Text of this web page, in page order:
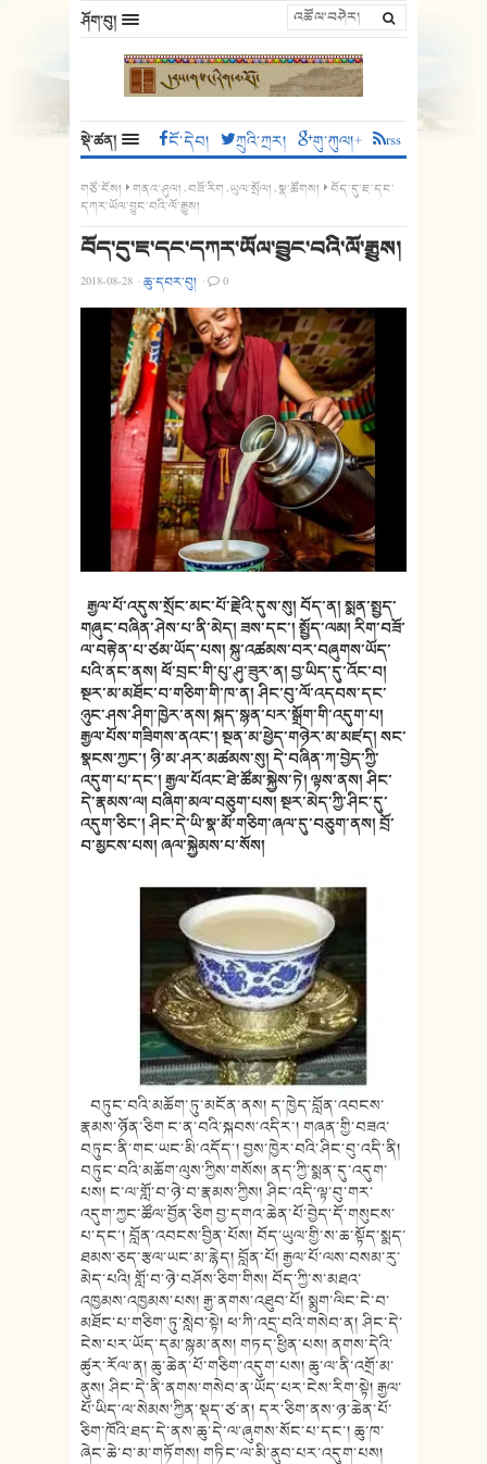
ཤོག་བུ།
སྡེ་ཚན། ངོ་དེབ། ཀྲུའི་ཀྲར། གུ་ཀུལ།+ rss
གཙོ་ངོས། གནའ་ཤུལ།,བཟོ་རིག,ཡུལ་སྲོལ།,སྣ་ཚོགས།
བོད་དུ་ཇ་དང་
དཀར་ཡོལ་བྱུང་བའི་ལོ་རྒྱུས།
བོད་དུ་ཇ་དང་དཀར་ཡོལ་བྱུང་བའི་ལོ་རྒྱུས།
2018-08-28 ·ཆུ་དབར་བུ། · 0
རྒྱལ་པོ་འདུས་སྲོང་མང་པོ་རྗེའི་དུས་སུ། བོད་ན། སྨན་སྤྱད་
གཞུང་བཞིན་ཤེས་པ་ནི་མེད། ཟས་དང་། སྤྱོད་ལམ། རིག་བཟོ་
ལ་བརྟེན་པ་ཙམ་ཡོད་པས། སྐུ་འཚམས་བར་བཞུགས་ཡོད་
པའི་ནང་ནས། ཕོ་བྲང་གི་པུ་ཤུ་ཟུར་ན། བྱ་ཡིད་དུ་འོང་བ།
སྔར་མ་མཐོང་བ་གཅིག་གི་ཁ་ན། ཤིང་བུ་ལོ་འདབས་དང་
ཉུང་ཤས་ཤིག་ཁྱེར་ནས། སྐད་སྙན་པར་སྒྲོག་གི་འདུག་པ།
རྒྱལ་པོས་གཟིགས་ནའང་། སྔན་མ་ཕྱེད་གཉེར་མ་མཛད། སང་
སྣངས་ཀྱང་། ཉི་མ་ཤར་མཚམས་སུ། དེ་བཞིན་ཀ་བྱེད་ཀྱི་
འདུག་པ་དང་། རྒྱལ་པོའང་ཐེ་ཚོམ་སྐྱེས་ཏེ། ལྟས་ནས། ཤིང་
དེ་རྣམས་ལ། བཞིག་མལ་བཅུག་པས། སྔར་མེད་ཀྱི་ཤིང་དུ་
འདུག་ཅིང་། ཤིང་དེ་ཡི་སྣ་མོ་གཅིག་ཞལ་དུ་བཅུག་ནས། བྲོ་
བ་མྱངས་པས། ཞལ་སྐྱེམས་པ་སོས།
བཏུང་བའི་མཆོག་ཏུ་མངོན་ནས། ད་ཁྱེད་བློན་འབངས་
རྣམས་ཉོན་ཅིག ང་ན་བའི་སྐབས་འདིར་། གཞན་གྱི་བཟའ་
བཏུང་ནི་གང་ཡང་མི་འདོད་། བྱས་ཁྱེར་བའི་ཤིང་བུ་འདི་ནི།
བཏུང་བའི་མཆོག་ལུས་ཀྱིས་གསོས། ནད་ཀྱི་སྨན་དུ་འདུག་
པས། ང་ལ་གློ་བ་ཉེ་བ་རྣམས་ཀྱིས། ཤིང་འདི་ལྟ་བུ་གར་
འདུག་ཀྱང་ཚོལ་བྱོན་ཅིག བྱ་དགའ་ཆེན་པོ་བྱེད་དོ་གསུངས་
པ་དང་། བློན་འབངས་བྱིན་པོས། བོད་ཡུལ་གྱི་ས་ཆ་སྟོད་སྨད་
ཐམས་ཅད་རྩལ་ཡང་མ་རྙེད། བློན་པོ། རྒྱལ་པོ་ལས་བསམ་རུ་
མེད་པའི། གློ་བ་ཉེ་བཤོས་ཅིག་གིས། བོད་ཀྱི་ས་མཐའ་
འཁྱམས་འཁྱམས་པས། རྒྱ་ནགས་འཐུབ་པོ། སྨུག་ལིང་ངེ་བ་
མཐོང་པ་གཅིག་ཏུ་སླེབ་སྟེ། ཕ་ཀི་འདྲ་བའི་གསེབ་ན། ཤིང་དེ་
ངེས་པར་ཡོད་དམ་སྙམ་ནས། གཏད་ཕྱིན་པས། ནགས་དེའི་
ཚུར་རོལ་ན། ཆུ་ཆེན་པོ་གཅིག་འདུག་པས། ཆུ་ལ་ནི་འགྲོ་མ་
ནུས། ཤིང་དེ་ནི་ནགས་གསེབ་ན་ཡོད་པར་ངེས་རིག་སྟེ། རྒྱལ་
པོ་ཡིད་ལ་སེམས་ཀྱིན་སྡད་ཙ་ན། དར་ཅིག་ནས་ཉ་ཆེན་པོ་
ཅིག་ཁོའི་ཐད་དེ་ནས་ཆུ་དེ་ལ་ཞུགས་སོང་པ་དང་། ཆུ་ཁ་
ཞེང་ཆེ་བ་མ་གཏོགས། གཏིང་ལ་མི་ནུབ་པར་འདུག་པས།